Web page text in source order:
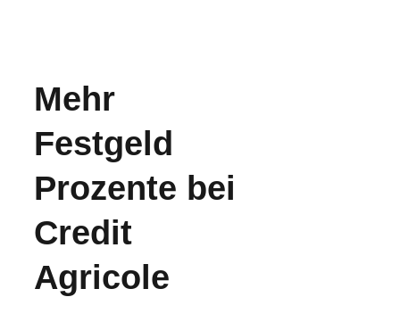
Mehr
Festgeld
Prozente bei
Credit
Agricole